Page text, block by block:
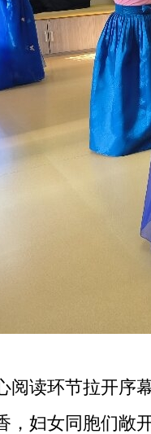
读环节拉开序幕
，妇女同胞们敞